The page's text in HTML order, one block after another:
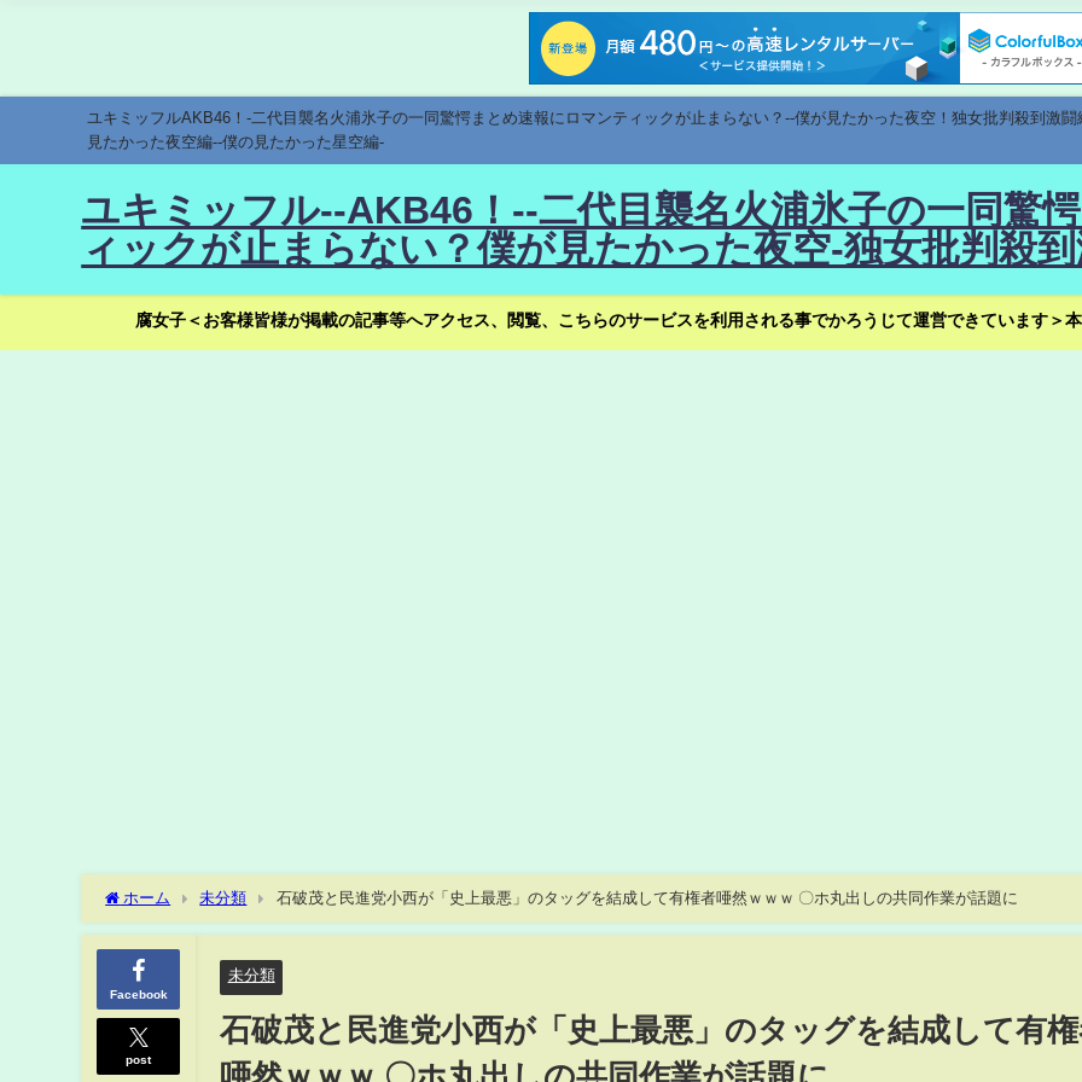
ユキミッフルAKB46！-二代目襲名火浦氷子の一同驚愕まとめ速報にロマンティックが止まらない？--僕が見たかった夜空！独女批判殺到激
見たかった夜空編--僕の見たかった星空編-
ユキミッフル--AKB46！--二代目襲名火浦氷子の一同驚
ィックが止まらない？僕が見たかった夜空-独女批判殺
腐女子＜お客様皆様が掲載の記事等へアクセス、閲覧、こちらのサービスを利用される事でかろうじて運営できています＞
ホーム 未分類 石破茂と民進党小西が「史上最悪」のタッグを結成して有権者唖然ｗｗｗ 〇ホ丸出しの共同作業が話題に
Facebook
post
未分類
石破茂と民進党小西が「史上最悪」のタッグを結成して有
唖然ｗｗｗ 〇ホ丸出しの共同作業が話題に